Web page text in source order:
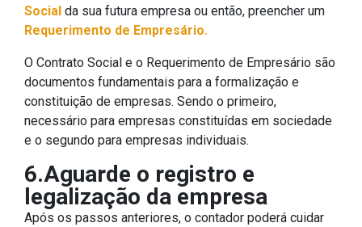
Social da sua futura empresa ou então, preencher um
Requerimento de Empresário.
O Contrato Social e o Requerimento de Empresário são
documentos fundamentais para a formalização e
constituição de empresas. Sendo o primeiro,
necessário para empresas constituídas em sociedade
e o segundo para empresas individuais.
6.Aguarde o registro e
legalização da empresa
Após os passos anteriores, o contador poderá cuidar